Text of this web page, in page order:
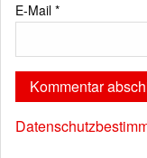
E-Mail *